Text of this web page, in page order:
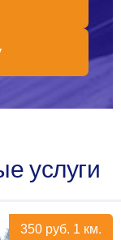
услуги
350 руб. 1 км.